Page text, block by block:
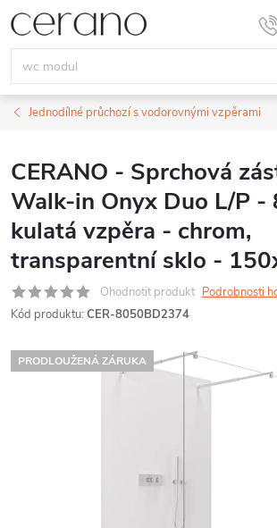
Přejít
na
obsah
Jednodílné průchozí s vodorovnými vzpěrami
CERANO - Sprchová
Walk-in Onyx Duo L/P -
kulatá vzpěra - chrom,
transparentní sklo -
Ohodnotit produkt Podrobnosti
Kód produktu: CER-8050BD2374
PRODLOUŽENÁ ZÁRUKA